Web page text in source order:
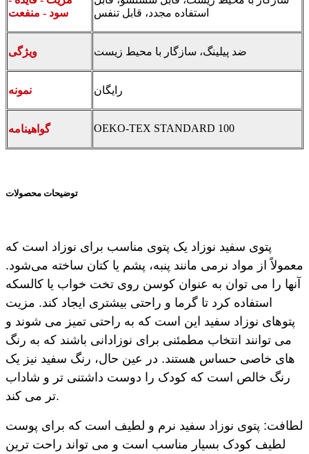
سود - منفعت
استفاده مجدد، قابل تنفس
ویژگی ضد پیلینگ، سازگار با محیط زیست
نمونه رایگان
گواهینامه OEKO-TEX STANDARD 100
توضیحات محصولات
پتوی سفید نوزاد یک پتوی مناسب برای نوزاد است که
معمولاً از مواد نرمی مانند پنبه، پشم یا کتان ساخته می‌شود.
آنها را می توان به عنوان کوسن روی تخت خواب یا کالسکه
استفاده کرد تا گرما و راحتی بیشتری ایجاد کند. مزیت
پتوهای نوزاد سفید این است که به راحتی تمیز می شوند و
می توانند انتخاب مطمئنی برای نوزادانی باشند که به رنگ
های خاصی حساس هستند. در عین حال، رنگ سفید نیز یک
رنگ خالص است که کودک را دوست داشتنی تر و شاداب
تر می کند.
لطافت: پتوی نوزاد سفید نرم و لطیف است که برای پوست
لطیف کودک بسیار مناسب است و می تواند راحت ترین